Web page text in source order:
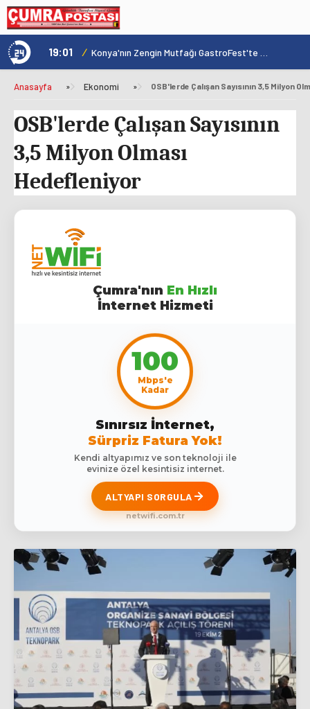
Hadim'de Arıcılara Orman Yangınları Eğitimi Verildi 19:01 /
Anasayfa » Ekonomi » OSB'lerde Çalışan Sayısının 3,5 Milyon
OSB'lerde Çalışan Sayısının
3,5 Milyon Olması
Hedefleniyor
Çumra'nın En Hızlı
İnternet Hizmeti
100
Mbps'e
Kadar
Sınırsız İnternet,
Sürpriz Fatura Yok!
Kendi altyapımız ve son teknoloji ile
evinize özel kesintisiz internet.
ALTYAPI SORGULA
netwifi.com.tr